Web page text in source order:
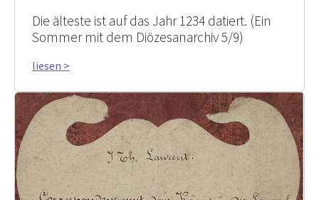
Die älteste ist auf das Jahr 1234 datiert. (Ein
Sommer mit dem Diözesanarchiv 5/9)
liesen >